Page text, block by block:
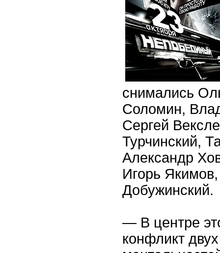
снимались
Соломин,
Сергей
Турчинский,
Александр
Игорь
Добужинский.
— В центре
конфликт